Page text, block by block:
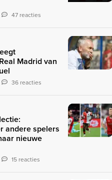
47 reacties
Madrid van
36 reacties
andere spelers
nieuwe
15 reacties